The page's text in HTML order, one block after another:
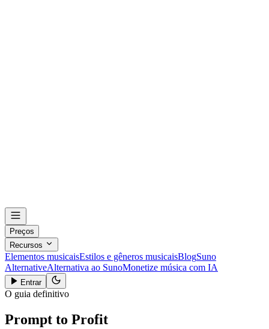
Preços
Recursos
Elementos musicaisEstilos e gêneros musicaisBlogSuno
AlternativeAlternativa ao SunoMonetize música com IA
Entrar
O guia definitivo
Prompt to Profit